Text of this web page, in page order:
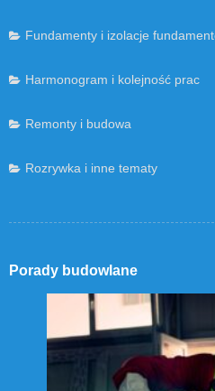
Fundamenty i izolacje
Harmonogram i kolejność prac
Remonty i budowa
Rozrywka i inne tematy
Porady budowlane